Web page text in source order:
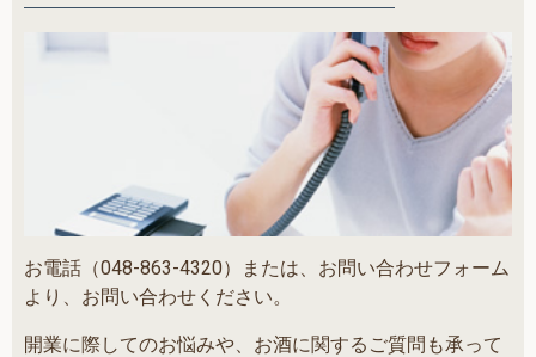
お電話（048-863-4320）または、お問い合わせフォーム
より、お問い合わせください。
開業に際してのお悩みや、お酒に関するご質問も承って